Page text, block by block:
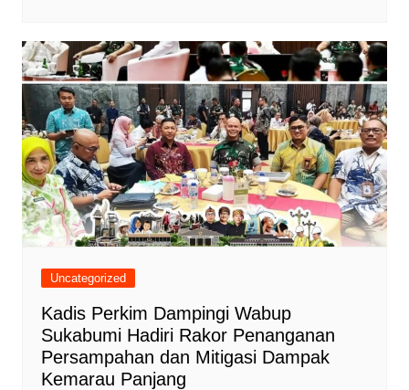
Uncategorized
Kadis Perkim Dampingi Wabup
Sukabumi Hadiri Rakor Penanganan
Persampahan dan Mitigasi Dampak
Kemarau Panjang